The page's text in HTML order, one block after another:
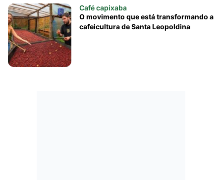
Café capixaba
O movimento que está transformando a
cafeicultura de Santa Leopoldina